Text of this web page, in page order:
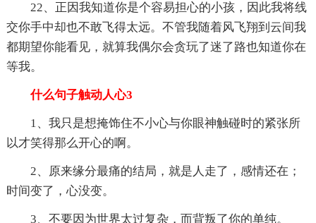
22、正因我知道你是个容易担心的小孩，因此我将线
交你手中却也不敢飞得太远。不管我随着风飞翔到云间我
都期望你能看见，就算我偶尔会贪玩了迷了路也知道你在
等我。
什么句子触动人心3
1、我只是想掩饰住不小心与你眼神触碰时的紧张所
以才笑得那么开心的啊。
2、原来缘分最痛的结局，就是人走了，感情还在；
时间变了，心没变。
3、不要因为世界太过复杂，而背叛了你的单纯。